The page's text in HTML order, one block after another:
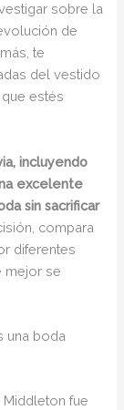
sobre la
de
te
del vestido
estés
incluyendo
excelente
sin sacrificar
compara
diferentes
mejor se
una boda
fue